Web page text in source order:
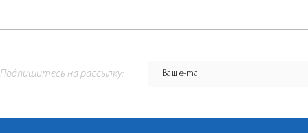
Подпишитесь на рассылку: